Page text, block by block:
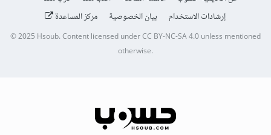
إرشادات الاستخدام
بيان الخصوصية مركز المساعدة
© 2025Hsoub.Content licensed underCC BY-NC-SA 4.0unless mentioned
otherwise.